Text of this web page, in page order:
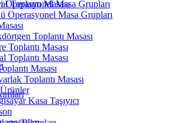
Toplantı Masası
Operasyonel Masa Grupları
Operasyonel Masa Grupları
Toplantı Masası
Toplantı Masası
Toplantı Masası
Masası
Toplantı Masası
Ürünler
Kasa Taşıyıcı